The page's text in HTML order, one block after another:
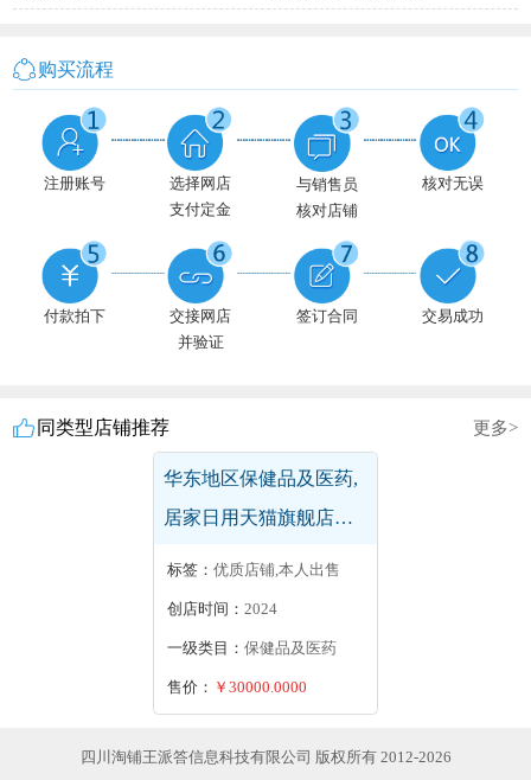
购买流程
注册账号
选择网店
支付定金
与销售员
核对店铺
核对无误
付款拍下
交接网店
并验证
签订合同 交易成功
同类型店铺推荐 更多>
华东地区保健品及医药,
居家日用天猫旗舰店出
标签：优质店铺,本人出售
创店时间：2024
一级类目：保健品及医药
售价： ￥30000.0000
四川淘铺王派答信息科技有限公司 版权所有 2012-2026